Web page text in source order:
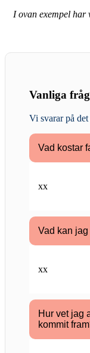
I ovan exempel har
Vanliga
Vi svarar på
Vad kostar
xx
Vad kan
xx
Hur vet jag
kommit